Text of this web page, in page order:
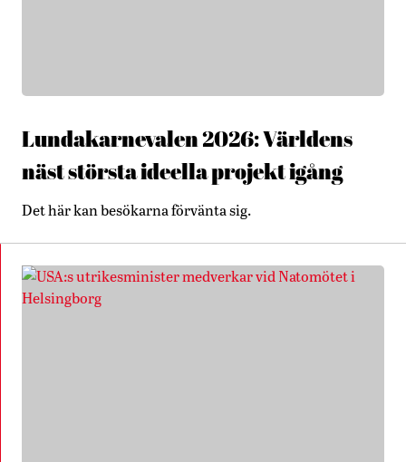
Lundakarnevalen 2026: Världens
näst största ideella projekt igång
Det här kan besökarna förvänta sig.